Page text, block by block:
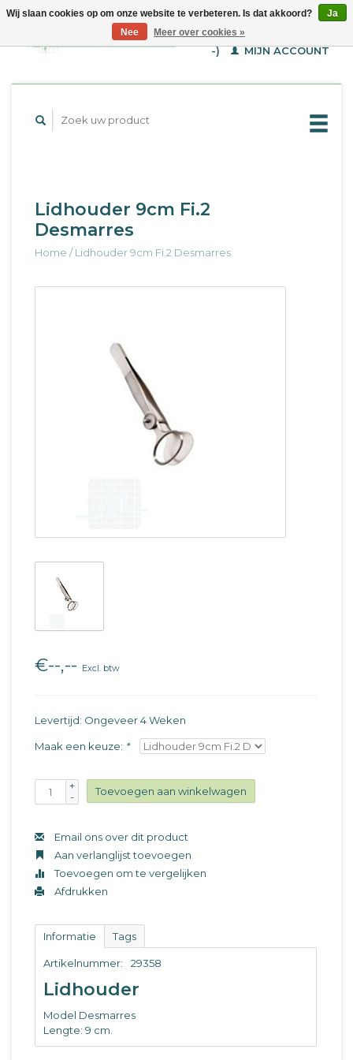
WINKELWAGEN (€--,-
-)
MIJN ACCOUNT
Lidhouder 9cm Fi.2
Desmarres
Home /Lidhouder 9cm Fi.2 Desmarres
€--,-- Excl. btw
Levertijd: Ongeveer 4 Weken
Maak een keuze: *
+
-
Toevoegen aan winkelwagen
Email ons over dit product
Aan verlanglijst toevoegen
Toevoegen om te vergelijken
Afdrukken
Informatie Tags
Artikelnummer: 29358
Lidhouder
Model Desmarres
Lengte: 9 cm.
Wij slaan cookies op om onze website te verbeteren. Is dat akkoord?
Ja
Nee
Meer over cookies »